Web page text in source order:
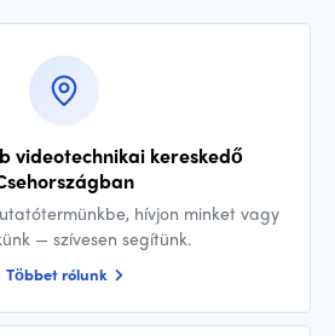
videotechnikai kereskedő
hívjon minket vagy
— szívesen segítünk.
Többet rólunk